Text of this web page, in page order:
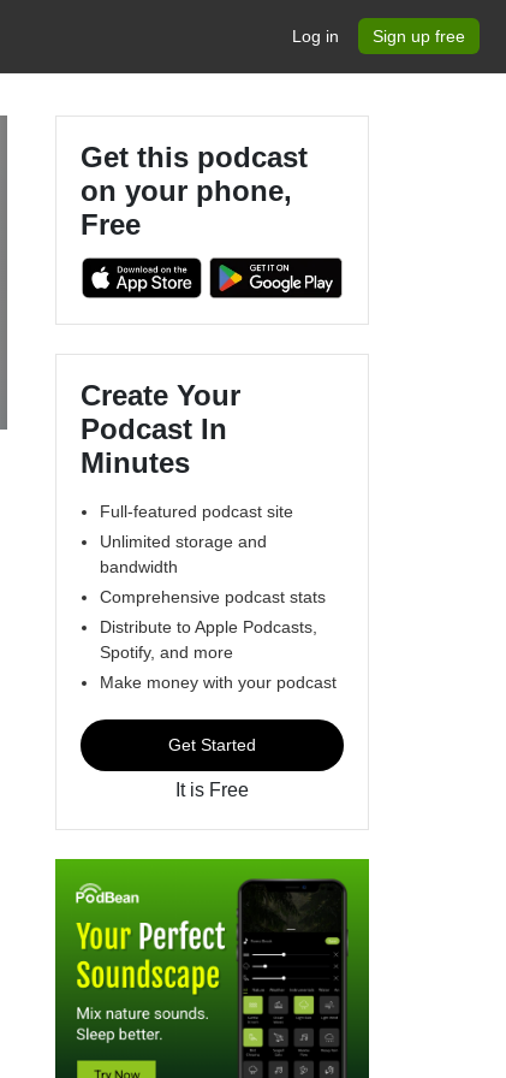
Log in Sign up free
Get this podcast
on your phone,
Free
Create Your
Podcast In
Minutes
Full-featured podcast site
Unlimited storage and
bandwidth
Comprehensive podcast stats
Distribute to Apple Podcasts,
Spotify, and more
Make money with your podcast
Get Started
It is Free